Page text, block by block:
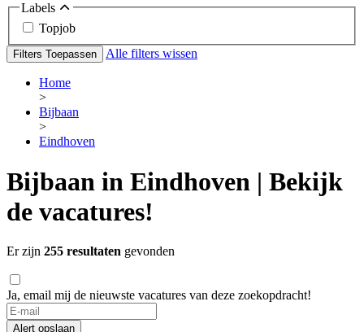
Labels
Topjob
Filters Toepassen Alle filters wissen
Home
>
Bijbaan
>
Eindhoven
Bijbaan in Eindhoven | Bekijk
de vacatures!
Er zijn 255 resultaten gevonden
Ja, email mij de nieuwste vacatures van deze zoekopdracht!
Alert opslaan